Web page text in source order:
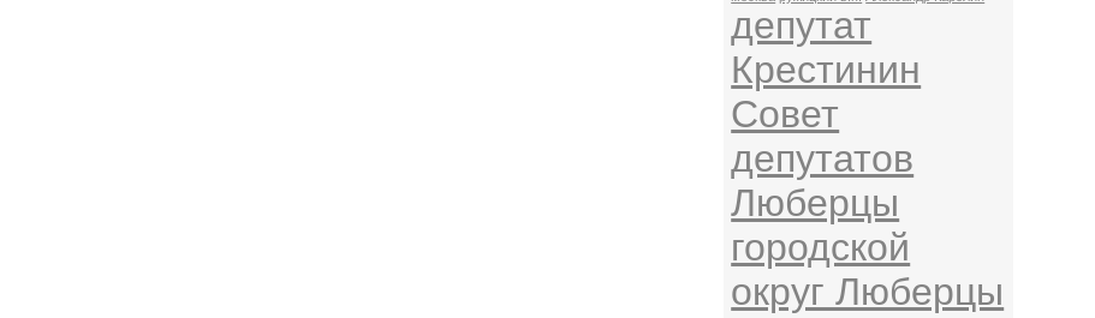
депутат
Крестинин
Совет
депутатов
Люберцы
городской
округ Люберцы